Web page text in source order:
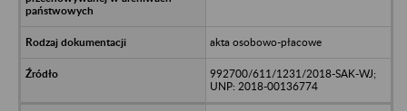
akta osobowo-płacowe
992700/611/1231/2018-SAK-WJ;
UNP: 2018-00136774